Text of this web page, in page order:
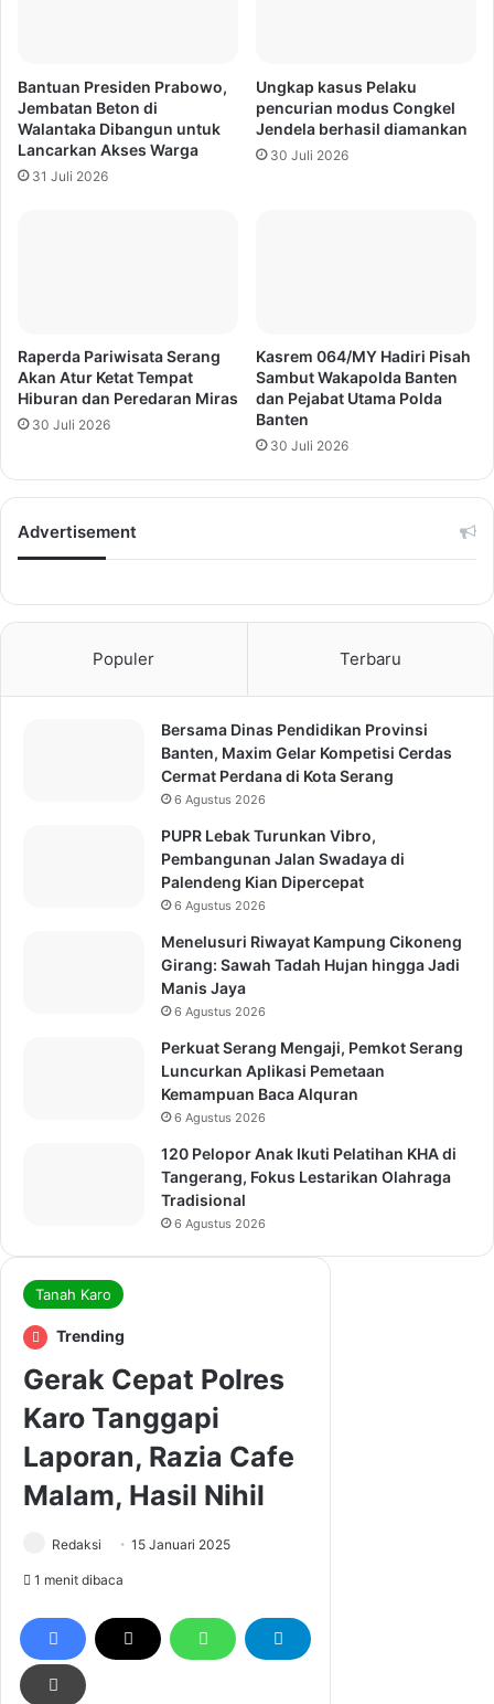
Bantuan Presiden Prabowo,
Jembatan Beton di
Walantaka Dibangun untuk
Lancarkan Akses Warga
31 Juli 2026
Ungkap kasus Pelaku
pencurian modus Congkel
Jendela berhasil diamankan
30 Juli 2026
Raperda Pariwisata Serang
Akan Atur Ketat Tempat
Hiburan dan Peredaran Miras
30 Juli 2026
Kasrem 064/MY Hadiri Pisah
Sambut Wakapolda Banten
dan Pejabat Utama Polda
Banten
30 Juli 2026
Advertisement
Populer Terbaru
Bersama Dinas Pendidikan Provinsi
Banten, Maxim Gelar Kompetisi Cerdas
Cermat Perdana di Kota Serang
6 Agustus 2026
PUPR Lebak Turunkan Vibro,
Pembangunan Jalan Swadaya di
Palendeng Kian Dipercepat
6 Agustus 2026
Menelusuri Riwayat Kampung Cikoneng
Girang: Sawah Tadah Hujan hingga Jadi
Manis Jaya
6 Agustus 2026
Perkuat Serang Mengaji, Pemkot Serang
Luncurkan Aplikasi Pemetaan
Kemampuan Baca Alquran
6 Agustus 2026
120 Pelopor Anak Ikuti Pelatihan KHA di
Tangerang, Fokus Lestarikan Olahraga
Tradisional
6 Agustus 2026